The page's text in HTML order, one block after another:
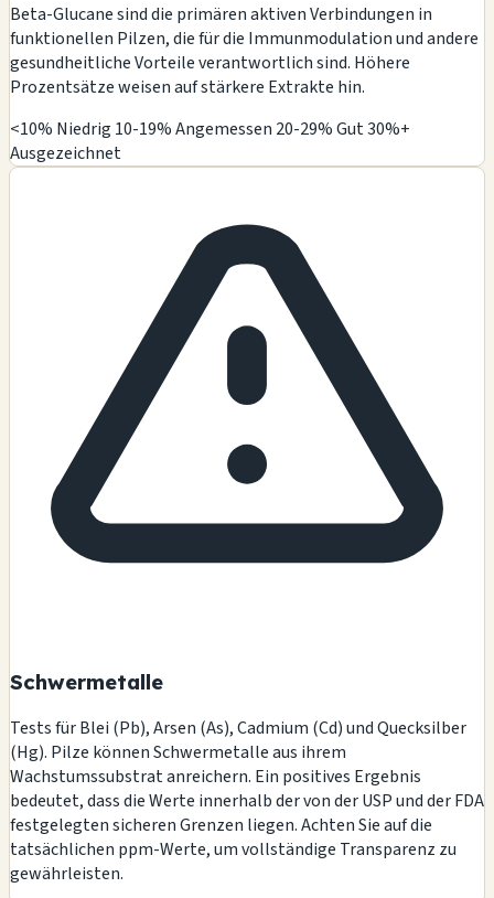
Beta-Glucane sind die primären aktiven Verbindungen in
funktionellen Pilzen, die für die Immunmodulation und andere
gesundheitliche Vorteile verantwortlich sind. Höhere
Prozentsätze weisen auf stärkere Extrakte hin.
<10% Niedrig 10-19% Angemessen 20-29% Gut30%+
Ausgezeichnet
Schwermetalle
Tests für Blei (Pb), Arsen (As), Cadmium (Cd) und Quecksilber
(Hg). Pilze können Schwermetalle aus ihrem
Wachstumssubstrat anreichern. Ein positives Ergebnis
bedeutet, dass die Werte innerhalb der von der USP und der FDA
festgelegten sicheren Grenzen liegen. Achten Sie auf die
tatsächlichen ppm-Werte, um vollständige Transparenz zu
gewährleisten.